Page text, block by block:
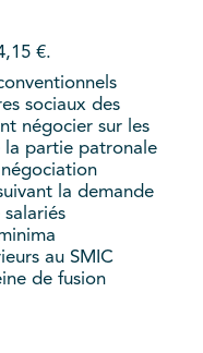
€.
sociaux des
négocier sur les
la partie patronale
la demande
au SMIC
de fusion